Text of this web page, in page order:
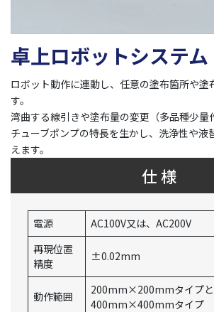
卓上ロボットシステム
ロボット動作に連動し、任意の塗布箇所や塗
す。
湾曲する線引きや塗布量の変更（多品種少量
チューブポンプの特長を生かし、洗浄性や液
えます。
仕 様
電源
AC100V又は、AC200V
再現位置
精度
±0.02mm
動作範囲
200mm×200mmタイプと
400mm×400mmタイプ